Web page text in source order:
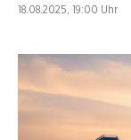
18.08.2025, 19:00 Uhr